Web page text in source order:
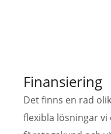
Finansiering
Det finns en rad
flexibla lösningar